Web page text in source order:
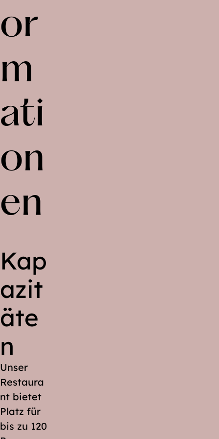
or
m
ati
on
en
Kap
azit
äte
n
Unser
Restaura
nt bietet
Platz für
bis zu 120